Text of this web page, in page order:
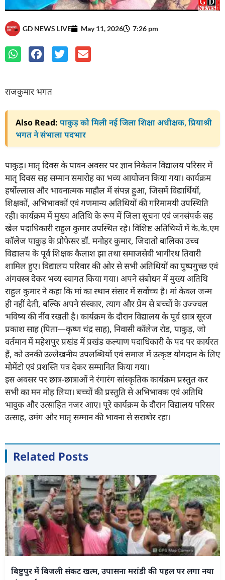
GD NEWS LIVE May 11, 2026 7:26 pm
राजकुमार भगत
Also Read: पाकुड़ को मिली नई जिला शिक्षा अधीक्षक, प्रियाश्री
भगत ने संभाला पदभार
पाकुड़। मातृ दिवस के पावन अवसर पर ज्ञान निकेतन विद्यालय परिसर में
मातृ दिवस सह सम्मान समारोह का भव्य आयोजन किया गया। कार्यक्रम
हर्षोल्लास और भावनात्मक माहौल में संपन्न हुआ, जिसमें विद्यार्थियों,
शिक्षकों, अभिभावकों एवं गणमान्य अतिथियों की गरिमामयी उपस्थिति
रही। कार्यक्रम में मुख्य अतिथि के रूप में जिला सूचना एवं जनसंपर्क सह
खेल पदाधिकारी राहुल कुमार उपस्थित रहे। विशिष्ट अतिथियों में के.के.एम
कॉलेज पाकुड़ के प्रोफेसर डॉ. मनोहर कुमार, जिदातो बालिका उच्च
विद्यालय के पूर्व शिक्षक कैलाश झा तथा समाजसेवी भागीरथ तिवारी
शामिल हुए। विद्यालय परिवार की ओर से सभी अतिथियों का पुष्पगुच्छ एवं
अंगवस्त्र देकर भव्य स्वागत किया गया। अपने संबोधन में मुख्य अतिथि
राहुल कुमार ने कहा कि मां का स्थान संसार में सर्वोच्च है। मां केवल जन्म
ही नहीं देती, बल्कि अपने संस्कार, त्याग और प्रेम से बच्चों के उज्ज्वल
भविष्य की नींव रखती है। कार्यक्रम के दौरान विद्यालय के पूर्व छात्र सूरज
प्रकाश साह (पिता—कृष्ण चंद्र साह), निवासी कॉलेज रोड, पाकुड़, जो
वर्तमान में महेशपुर प्रखंड में प्रखंड कल्याण पदाधिकारी के पद पर कार्यरत
हैं, को उनकी उल्लेखनीय उपलब्धियों एवं समाज में उत्कृष्ट योगदान के लिए
मोमेंटो एवं प्रशस्ति पत्र देकर सम्मानित किया गया।
इस अवसर पर छात्र-छात्राओं ने रंगारंग सांस्कृतिक कार्यक्रम प्रस्तुत कर
सभी का मन मोह लिया। बच्चों की प्रस्तुति से अभिभावक एवं अतिथि
भावुक और उत्साहित नजर आए। पूरे कार्यक्रम के दौरान विद्यालय परिसर
उत्साह, उमंग और मातृ सम्मान की भावना से सराबोर रहा।
Related Posts
बिष्टुपुर में बिजली संकट खत्म, उपासना मरांडी की पहल पर लगा नया